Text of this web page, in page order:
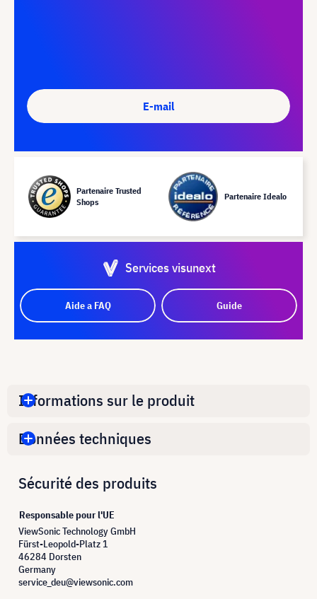
E-mail
Partenaire Trusted
Shops
Partenaire Idealo
Services visunext
Aide a FAQ Guide
Informations sur le produit
Données techniques
Sécurité des produits
Responsable pour l'UE
ViewSonic Technology GmbH
Fürst-Leopold-Platz 1
46284 Dorsten
Germany
service_deu@viewsonic.com